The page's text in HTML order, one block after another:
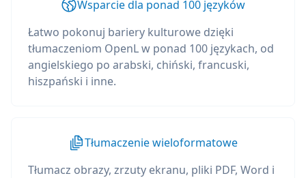
Wsparcie dla ponad 100 języków
Łatwo pokonuj bariery kulturowe dzięki
tłumaczeniom OpenL w ponad 100 językach, od
angielskiego po arabski, chiński, francuski,
hiszpański i inne.
Tłumaczenie wieloformatowe
Tłumacz obrazy, zrzuty ekranu, pliki PDF, Word i